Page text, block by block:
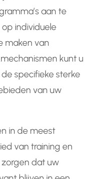
aan te
individuele
maken van
kunt u
specifieke sterke
van uw
in de meest
van training en
dat uw